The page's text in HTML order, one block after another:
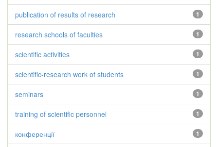
1
publication of results of research
1
research schools of faculties
1
scientific activities
1
scientific-research work of students
1
seminars
1
training of scientific personnel
1
конференції